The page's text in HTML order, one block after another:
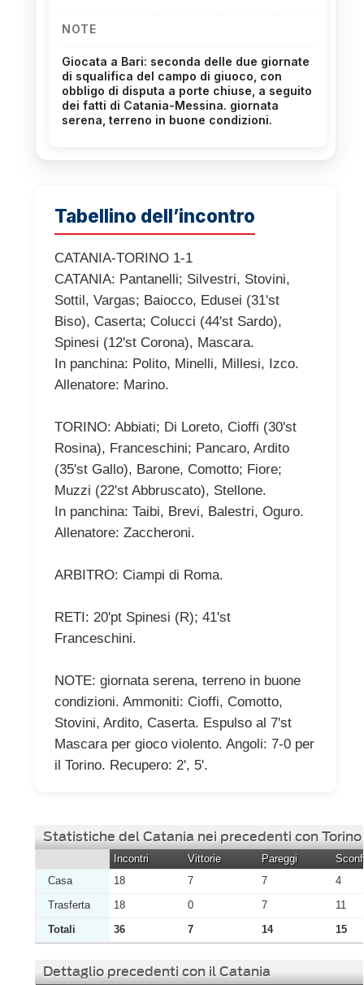
NOTE
Giocata a Bari: seconda delle due giornate
di squalifica del campo di giuoco, con
obbligo di disputa a porte chiuse, a seguito
dei fatti di Catania-Messina. giornata
serena, terreno in buone condizioni.
Tabellino dell’incontro
CATANIA-TORINO 1-1
CATANIA: Pantanelli; Silvestri, Stovini,
Sottil, Vargas; Baiocco, Edusei (31'st
Biso), Caserta; Colucci (44'st Sardo),
Spinesi (12'st Corona), Mascara.
In panchina: Polito, Minelli, Millesi, Izco.
Allenatore: Marino.
TORINO: Abbiati; Di Loreto, Cioffi (30'st
Rosina), Franceschini; Pancaro, Ardito
(35'st Gallo), Barone, Comotto; Fiore;
Muzzi (22'st Abbruscato), Stellone.
In panchina: Taibi, Brevi, Balestri, Oguro.
Allenatore: Zaccheroni.
ARBITRO: Ciampi di Roma.
RETI: 20'pt Spinesi (R); 41'st
Franceschini.
NOTE: giornata serena, terreno in buone
condizioni. Ammoniti: Cioffi, Comotto,
Stovini, Ardito, Caserta. Espulso al 7'st
Mascara per gioco violento. Angoli: 7-0 per
il Torino. Recupero: 2', 5'.
Statistiche del Catania nei precedenti con Torino
Incontri Vittorie Pareggi
Casa
18 7 7
4
Trasferta
18 0 7
11
Totali
36 7 14 15
Dettaglio precedenti con il Catania